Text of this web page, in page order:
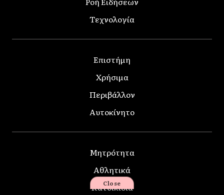
Τεχνολογία
Επιστήμη
Χρήσιμα
Περιβάλλον
Αυτοκίνητο
Μητρότητα
Αθλητικά
Κατοικίδια
Close